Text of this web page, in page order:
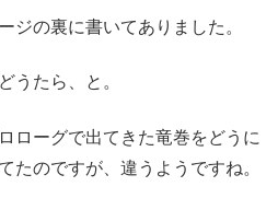
ジの裏に書いてありました。
うたら、と。
ローグで出てきた竜巻をどうに
たのですが、違うようですね。